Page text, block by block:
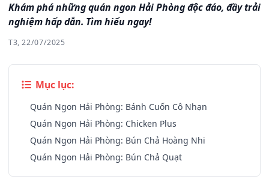
Khám phá những quán ngon Hải Phòng độc đáo, đầy trải
nghiệm hấp dẫn. Tìm hiểu ngay!
T3, 22/07/2025
Mục lục:
Quán Ngon Hải Phòng: Bánh Cuốn Cô Nhạn
Quán Ngon Hải Phòng: Chicken Plus
Quán Ngon Hải Phòng: Bún Chả Hoàng Nhi
Quán Ngon Hải Phòng: Bún Chả Quạt